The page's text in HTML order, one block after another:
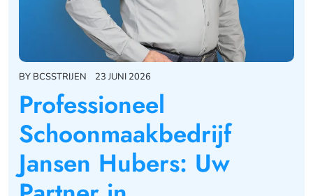
BY BCSSTRIJEN 23 JUNI 2026
Professioneel
Schoonmaakbedrijf
Jansen Hubers: Uw